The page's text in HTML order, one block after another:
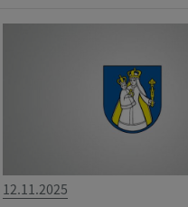
12.11.2025